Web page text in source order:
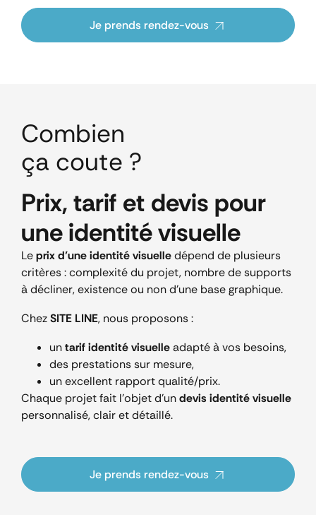
Je prends rendez-vous
Combien
ça coute ?
Prix, tarif et devis pour
une identité visuelle
Leprix d’une identité visuelledépend de plusieurs
critères : complexité du projet, nombre de supports
à décliner, existence ou non d’une base graphique.
ChezSITE LINE, nous proposons :
untarif identité visuelleadapté à vos besoins,
des prestations sur mesure,
un excellent rapport qualité/prix.
Chaque projet fait l’objet d’undevis identité visuelle
personnalisé, clair et détaillé.
Je prends rendez-vous